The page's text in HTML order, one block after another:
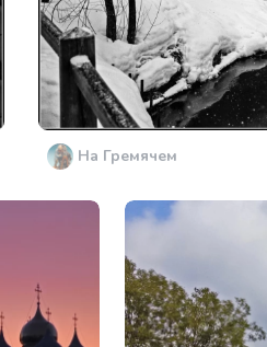
На Гремячем